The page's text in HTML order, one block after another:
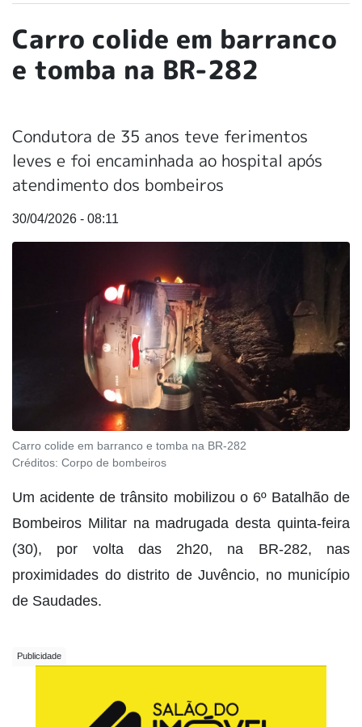
Carro colide em barranco
e tomba na BR-282
Condutora de 35 anos teve ferimentos
leves e foi encaminhada ao hospital após
atendimento dos bombeiros
30/04/2026 - 08:11
Carro colide em barranco e tomba na BR-282
Créditos: Corpo de bombeiros
Um acidente de trânsito mobilizou o 6º Batalhão de
Bombeiros Militar na madrugada desta quinta-feira
(30), por volta das 2h20, na BR-282, nas
proximidades do distrito de Juvêncio, no município
de Saudades.